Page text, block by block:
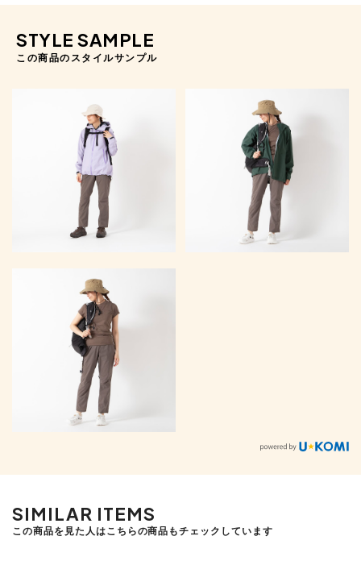
STYLE SAMPLE
この商品のスタイルサンプル
SIMILAR ITEMS
この商品を見た人はこちらの商品もチェックしています